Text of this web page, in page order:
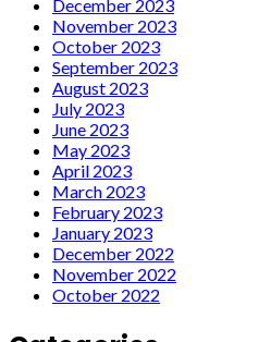
December 2023
November 2023
October 2023
September 2023
August 2023
July 2023
June 2023
May 2023
April 2023
March 2023
February 2023
January 2023
December 2022
November 2022
October 2022